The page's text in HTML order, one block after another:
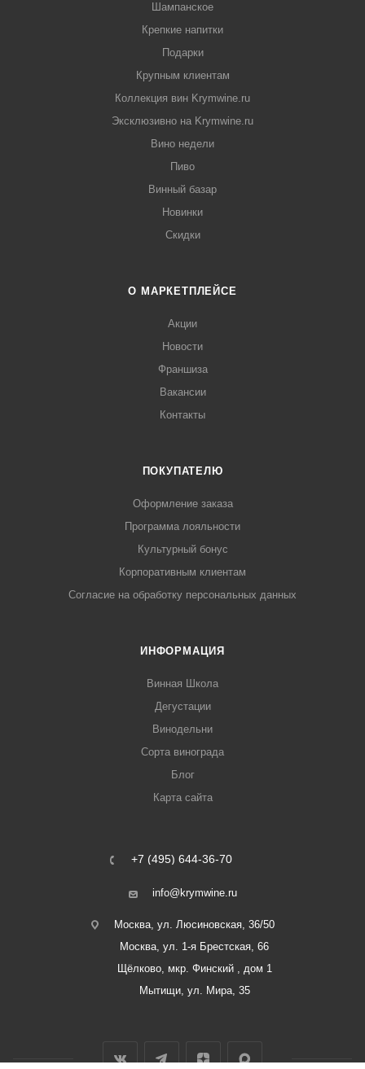
Шампанское
Крепкие напитки
Подарки
Крупным клиентам
Коллекция вин Krymwine.ru
Эксклюзивно на Krymwine.ru
Вино недели
Пиво
Винный базар
Новинки
Скидки
О МАРКЕТПЛЕЙСЕ
Акции
Новости
Франшиза
Вакансии
Контакты
ПОКУПАТЕЛЮ
Оформление заказа
Программа лояльности
Культурный бонус
Корпоративным клиентам
Согласие на обработку персональных данных
ИНФОРМАЦИЯ
Винная Школа
Дегустации
Винодельни
Сорта винограда
Блог
Карта сайта
+7 (495) 644-36-70
info@krymwine.ru
Москва, ул. Люсиновская, 36/50
Москва, ул. 1-я Брестская, 66
Щёлково, мкр. Финский , дом 1
Мытищи, ул. Мира, 35